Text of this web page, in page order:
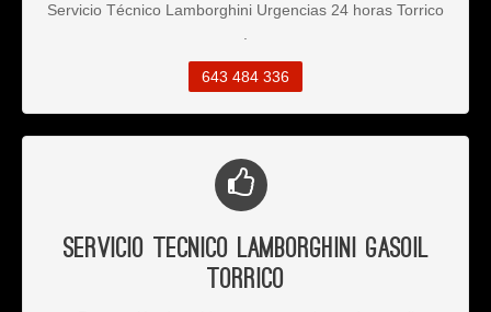
Servicio Técnico Lamborghini Urgencias 24 horas Torrico
.
643 484 336
Servicio Tecnico Lamborghini Gasoil
Torrico